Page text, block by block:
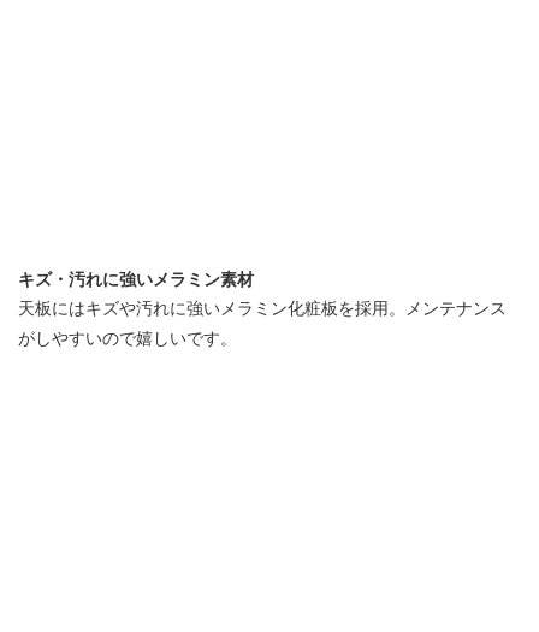
キズ・汚れに強いメラミン素材
天板にはキズや汚れに強いメラミン化粧板を採用。メンテナンス
がしやすいので嬉しいです。